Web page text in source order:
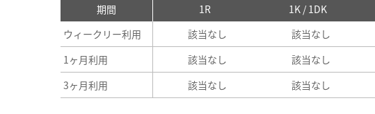
期間 1R 1K / 1DK
ウィークリー利用
該当なし 該当なし
1ヶ月利用
該当なし 該当なし
3ヶ月利用
該当なし 該当なし